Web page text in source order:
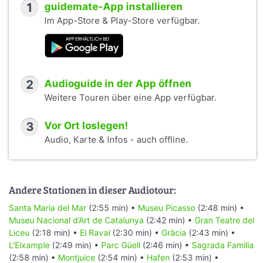
1 guidemate-App installieren
Im App-Store & Play-Store verfügbar.
2 Audioguide in der App öffnen
Weitere Touren über eine App verfügbar.
3 Vor Ort loslegen!
Audio, Karte & Infos - auch offline.
Andere Stationen in dieser Audiotour:
Santa Maria del Mar (2:55 min) • Museu Picasso (2:48 min) •
Museu Nacional d’Art de Catalunya (2:42 min) • Gran Teatre del
Liceu (2:18 min) • El Raval (2:30 min) • Gràcia (2:43 min) •
L'Eixample (2:49 min) • Parc Güell (2:46 min) • Sagrada Familia
(2:58 min) • Montjuice (2:54 min) • Hafen (2:53 min) •